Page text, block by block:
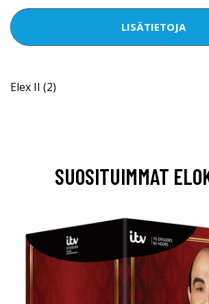
LISÄTIETOJA
Elex II (2)
SUOSITUIMMAT